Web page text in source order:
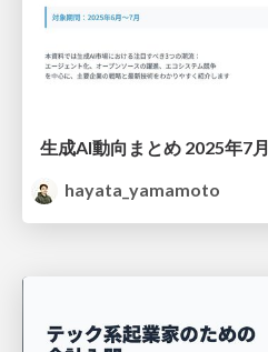
生成AI動向まとめ 2025年7月
hayata_yamamoto